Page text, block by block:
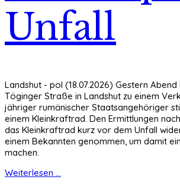
Unfall
Landshut - pol (18.07.2026) Gestern
Töginger Straße in Landshut zu einem
jähriger rumänischer Staatsangehöriger
einem Kleinkraftrad. Den Ermittlungen
das Kleinkraftrad kurz vor dem Unfall
einem Bekannten genommen, um damit
machen.
Weiterlesen ...